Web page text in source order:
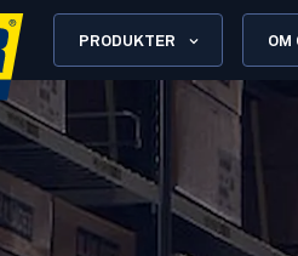
PRODUKTER OM